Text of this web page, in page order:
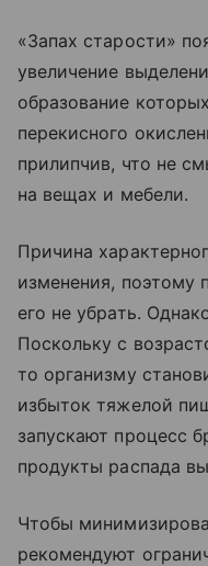
«Запах старости»
увеличение
образование
перекисного
прилипчив, что не
на вещах и мебели.
Причина
изменения, поэтому
его не убрать.
Поскольку с
то организму
избыток тяжелой
запускают процесс
продукты распада
Чтобы
рекомендуют